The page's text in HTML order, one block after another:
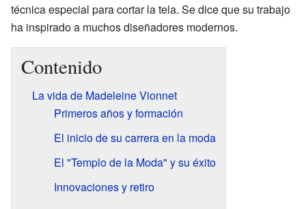
técnica especial para cortar la tela. Se dice que su trabajo
ha inspirado a muchos diseñadores modernos.
Contenido
La vida de Madeleine Vionnet
Primeros años y formación
El inicio de su carrera en la moda
El "Templo de la Moda" y su éxito
Innovaciones y retiro